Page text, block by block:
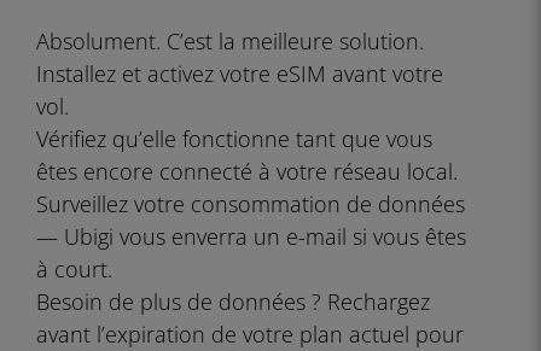
Absolument. C’est la meilleure solution.
Installez et activez votre eSIM avant votre
vol.
Vérifiez qu’elle fonctionne tant que vous
êtes encore connecté à votre réseau local.
Surveillez votre consommation de données
— Ubigi vous enverra un e-mail si vous êtes
à court.
Besoin de plus de données ? Rechargez
avant l’expiration de votre plan actuel pour